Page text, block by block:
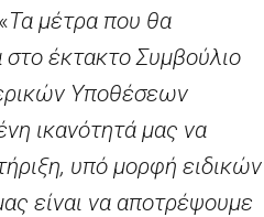
Τα μέτρα που θα
έκτακτο Συμβούλιο
Υποθέσεων
ικανότητά μας να
υπό μορφή ειδικών
είναι να αποτρέψουμε